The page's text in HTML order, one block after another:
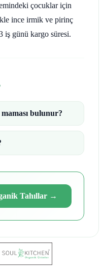
çocuklar için
ince irmik ve pirinç
iş günü kargo süresi.
bulunur?
Tahıllar →